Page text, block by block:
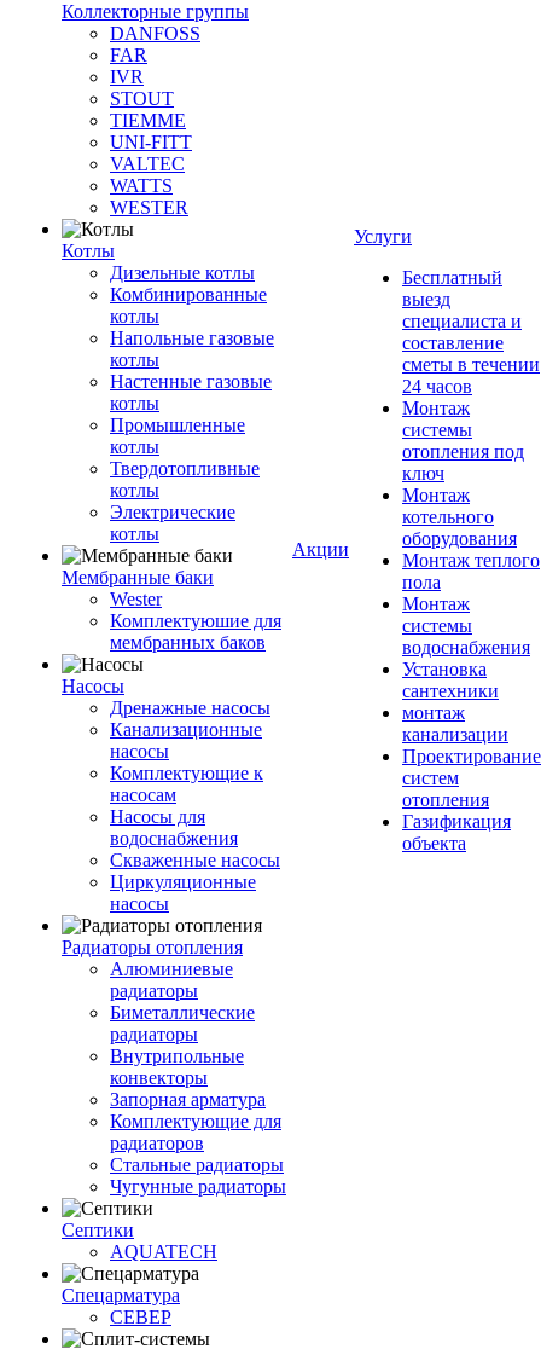
Коллекторные группы
DANFOSS
FAR
IVR
STOUT
TIEMME
UNI-FITT
VALTEC
WATTS
WESTER
Котлы
Дизельные котлы
Комбинированные
котлы
Напольные газовые
котлы
Настенные газовые
котлы
Промышленные
котлы
Твердотопливные
котлы
Электрические
котлы
Мембранные баки
Wester
Комплектуюшие для
мембранных баков
Насосы
Дренажные насосы
Канализационные
насосы
Комплектующие к
насосам
Насосы для
водоснабжения
Скваженные насосы
Циркуляционные
насосы
Радиаторы отопления
Алюминиевые
радиаторы
Биметаллические
радиаторы
Внутрипольные
конвекторы
Запорная арматура
Комплектующие для
радиаторов
Стальные радиаторы
Чугунные радиаторы
Септики
AQUATECH
Спецарматура
СЕВЕР
Акции
Услуги
Бесплатный
выезд
специалиста и
составление
сметы в течении
24 часов
Монтаж
системы
отопления под
ключ
Монтаж
котельного
оборудования
Монтаж теплого
пола
Монтаж
системы
водоснабжения
Установка
сантехники
монтаж
канализации
Проектирование
систем
отопления
Газификация
объекта